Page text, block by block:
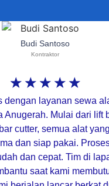
Budi Santoso
Kontraktor
☆ ☆ ☆ ☆ ☆
dengan layanan sewa
Anugerah. Mulai dari lift
cutter, semua alat
dan siap pakai.
dan cepat. Tim di
saat kami